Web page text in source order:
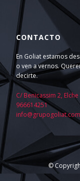
CONTACTO
En Goliat estamos
o ven a vernos.
decirte.
C/ Benicassim 2, Elche
966614251
info@grupogoliat.com
©